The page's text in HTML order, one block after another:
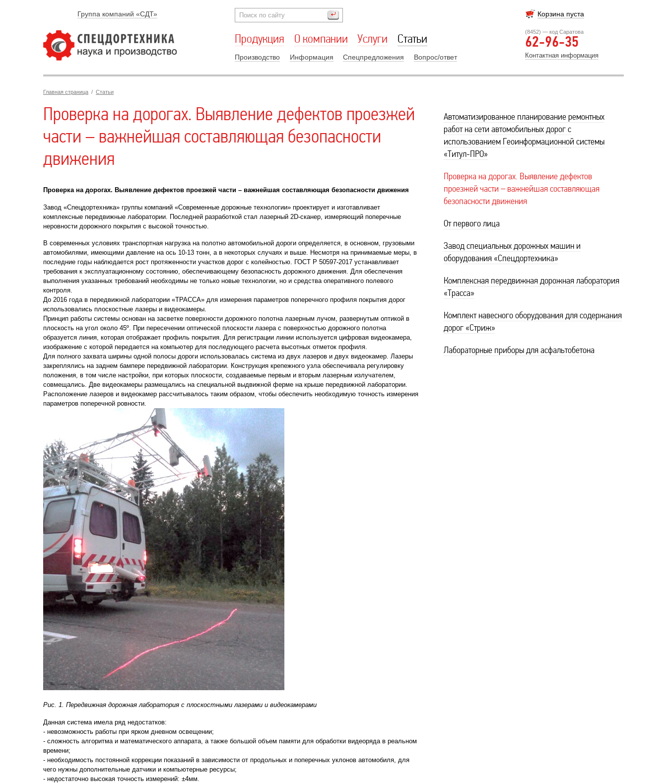
Группа компаний «СДТ» Корзина пуста
Продукция О компании Услуги Статьи
Производство Информация Спецпредложения Вопрос/ответ
(8452) — код Саратова
62-96-35
Контактная информация
Главная страница / Статьи
Проверка на дорогах. Выявление дефектов проезжей
части – важнейшая составляющая безопасности
движения
Проверка на дорогах. Выявление дефектов проезжей части – важнейшая составляющая безопасности движения
Завод «Спецдортехника» группы компаний «Современные дорожные технологии» проектирует и изготавливает
комплексные передвижные лаборатории. Последней разработкой стал лазерный 2D-сканер, измеряющий поперечные
неровности дорожного покрытия с высокой точностью.
В современных условиях транспортная нагрузка на полотно автомобильной дороги определяется, в основном, грузовыми
автомобилями, имеющими давление на ось 10-13 тонн, а в некоторых случаях и выше. Несмотря на принимаемые меры, в
последние годы наблюдается рост протяженности участков дорог с колейностью. ГОСТ Р 50597-2017 устанавливает
требования к эксплуатационному состоянию, обеспечивающему безопасность дорожного движения. Для обеспечения
выполнения указанных требований необходимы не только новые технологии, но и средства оперативного полевого
контроля.
До 2016 года в передвижной лаборатории «ТРАССА» для измерения параметров поперечного профиля покрытия дорог
использовались плоскостные лазеры и видеокамеры.
Принцип работы системы основан на засветке поверхности дорожного полотна лазерным лучом, развернутым оптикой в
плоскость на угол около 45º. При пересечении оптической плоскости лазера с поверхностью дорожного полотна
образуется линия, которая отображает профиль покрытия. Для регистрации линии используется цифровая видеокамера,
изображение с которой передается на компьютер для последующего расчета высотных отметок профиля.
Для полного захвата ширины одной полосы дороги использовалась система из двух лазеров и двух видеокамер. Лазеры
закреплялись на заднем бампере передвижной лаборатории. Конструкция крепежного узла обеспечивала регулировку
положения, в том числе настройки, при которых плоскости, создаваемые первым и вторым лазерным излучателем,
совмещались. Две видеокамеры размещались на специальной выдвижной ферме на крыше передвижной лаборатории.
Расположение лазеров и видеокамер рассчитывалось таким образом, чтобы обеспечить необходимую точность измерения
параметров поперечной ровности.
Рис. 1. Передвижная дорожная лаборатория с плоскостными лазерами и видеокамерами
Данная система имела ряд недостатков:
- невозможность работы при ярком дневном освещении;
- сложность алгоритма и математического аппарата, а также большой объем памяти для обработки видеоряда в реальном
времени;
- необходимость постоянной коррекции показаний в зависимости от продольных и поперечных уклонов автомобиля, для
чего нужны дополнительные датчики и компьютерные ресурсы;
- недостаточно высокая точность измерений: ±4мм.
Автоматизированное планирование ремонтных
работ на сети автомобильных дорог с
использованием Геоинформационной системы
«Титул-ПРО»
Проверка на дорогах. Выявление дефектов
проезжей части – важнейшая составляющая
безопасности движения
От первого лица
Завод специальных дорожных машин и
оборудования «Спецдортехника»
Комплексная передвижная дорожная лаборатория
«Трасса»
Комплект навесного оборудования для содержания
дорог «Стриж»
Лабораторные приборы для асфальтобетона